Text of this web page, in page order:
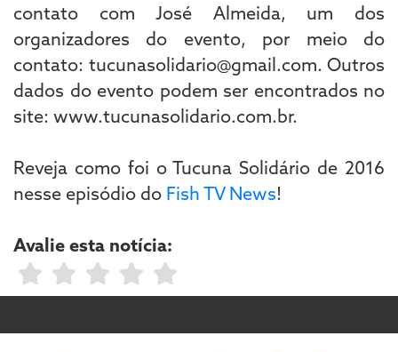
contato com José Almeida, um dos
organizadores do evento, por meio do
contato: tucunasolidario@gmail.com. Outros
dados do evento podem ser encontrados no
site: www.tucunasolidario.com.br.
Reveja como foi o Tucuna Solidário de 2016
nesse episódio do Fish TV News!
Avalie esta notícia: